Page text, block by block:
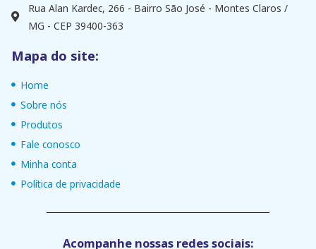
Rua Alan Kardec, 266 - Bairro São José - Montes Claros /
MG - CEP 39400-363
Mapa do site:
Home
Sobre nós
Produtos
Fale conosco
Minha conta
Política de privacidade
Acompanhe nossas redes sociais: